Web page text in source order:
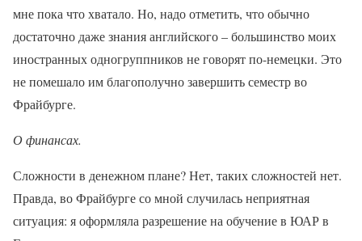
мне пока что хватало. Но, надо отметить, что обычно
достаточно даже знания английского – большинство моих
иностранных одногруппников не говорят по-немецки. Это
не помешало им благополучно завершить семестр во
Фрайбурге.
О финансах.
Сложности в денежном плане? Нет, таких сложностей нет.
Правда, во Фрайбурге со мной случилась неприятная
ситуация: я оформляла разрешение на обучение в ЮАР в